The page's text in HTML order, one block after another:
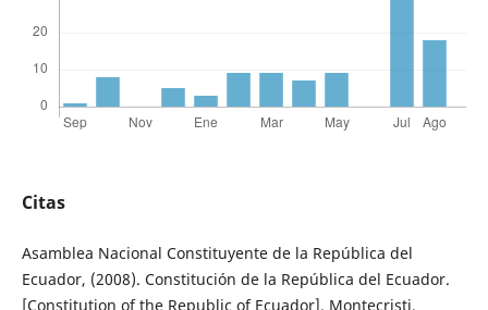
Citas
Asamblea Nacional Constituyente de la República del
Ecuador, (2008). Constitución de la República del Ecuador.
[Constitution of the Republic of Ecuador]. Montecristi.